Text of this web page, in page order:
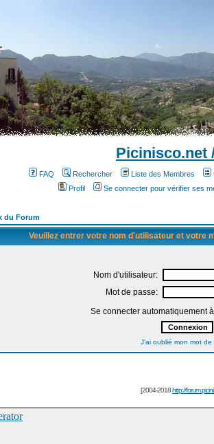
Picinisco.net
FAQ Rechercher Liste des Membres
Profil
Se connecter pour vérifier ses
du Forum
Veuillez entrer votre nom d'utilisateur et votre
Nom d'utilisateur:
Mot de passe:
Se connecter automatiquement
J'ai oublié mon mot de
[2004-2018http://